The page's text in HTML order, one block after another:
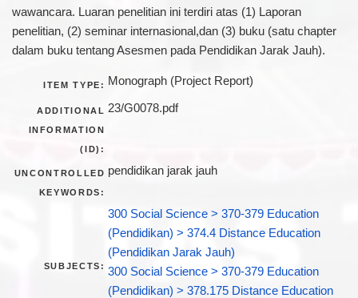
wawancara. Luaran penelitian ini terdiri atas (1) Laporan
penelitian, (2) seminar internasional,dan (3) buku (satu chapter
dalam buku tentang Asesmen pada Pendidikan Jarak Jauh).
ITEM TYPE: Monograph (Project Report)
ADDITIONAL
INFORMATION
(ID):
23/G0078.pdf
UNCONTROLLED
KEYWORDS:
pendidikan jarak jauh
SUBJECTS:
300 Social Science > 370-379 Education
(Pendidikan) > 374.4 Distance Education
(Pendidikan Jarak Jauh)
300 Social Science > 370-379 Education
(Pendidikan) > 378.175 Distance Education